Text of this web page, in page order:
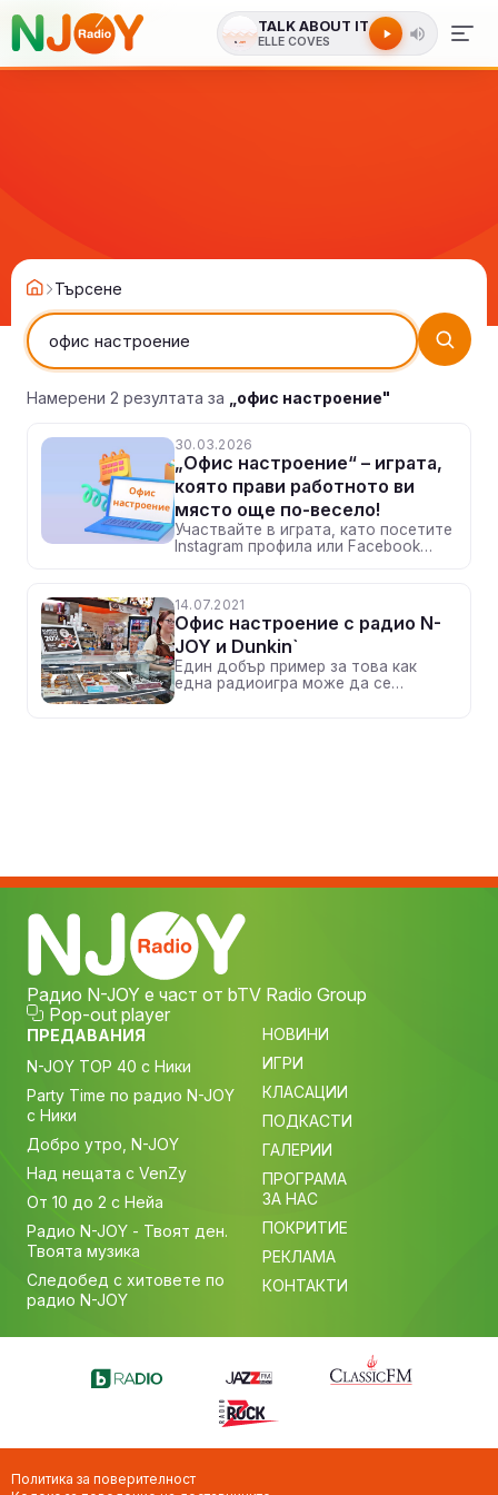
TALK ABOUT IT
ELLE COVES
Търсене
Намерени 2 резултата за „офис настроение"
30.03.2026
„Офис настроение“ – играта,
която прави работното ви
място още по-весело!
Участвайте в играта, като посетите
Instagram профила или Facebook
14.07.2021
Офис настроение с радио N-
JOY и Dunkin`
Един добър пример за това как
една радиоигра може да се
Радио N-JOY е част от bTV Radio Group
Pop-out player
ПРЕДАВАНИЯ
N-JOY TOP 40 с Ники
Party Time по радио N-JOY
с Ники
Добро утро, N-JOY
Над нещата с VenZy
От 10 до 2 с Нейа
Радио N-JOY - Твоят ден.
Твоята музика
Следобед с хитовете по
радио N-JOY
НОВИНИ
ИГРИ
КЛАСАЦИИ
ПОДКАСТИ
ГАЛЕРИИ
ПРОГРАМА
ЗА НАС
ПОКРИТИЕ
РЕКЛАМА
КОНТАКТИ
Политика за поверителност